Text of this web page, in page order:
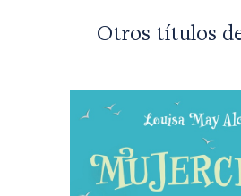
Otros títulos